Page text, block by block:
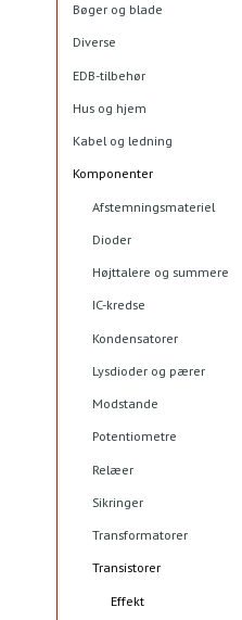
Bøger og blade
Diverse
EDB-tilbehør
Hus og hjem
Kabel og ledning
Komponenter
Afstemningsmateriel
Dioder
Højttalere og summere
IC-kredse
Kondensatorer
Lysdioder og pærer
Modstande
Potentiometre
Relæer
Sikringer
Transformatorer
Transistorer
Effekt